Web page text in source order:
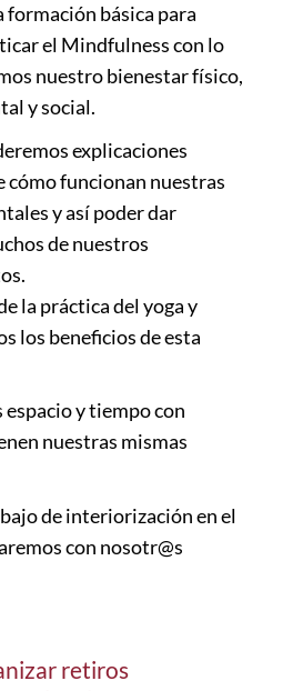
básica para
el Mindfulness con lo
nuestro bienestar físico,
y social.
explicaciones
cómo funcionan nuestras
y así poder dar
de nuestros
la práctica del yoga y
los beneficios de esta
y tiempo con
nuestras mismas
de interiorización en el
con nosotr@s
retiros